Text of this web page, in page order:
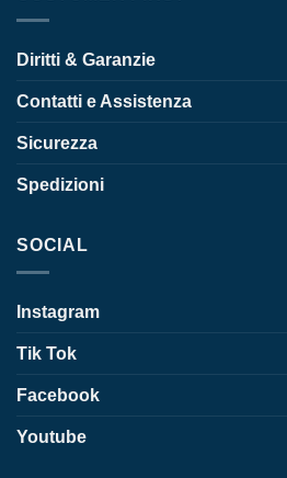
Diritti & Garanzie
Contatti e Assistenza
Sicurezza
Spedizioni
SOCIAL
Instagram
Tik Tok
Facebook
Youtube